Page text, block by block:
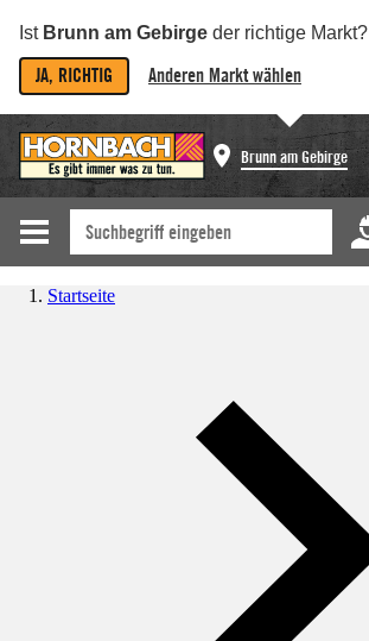
Ist Brunn am Gebirge der richtige Markt?
JA, RICHTIG Anderen Markt wählen
Brunn am Gebirge
Startseite